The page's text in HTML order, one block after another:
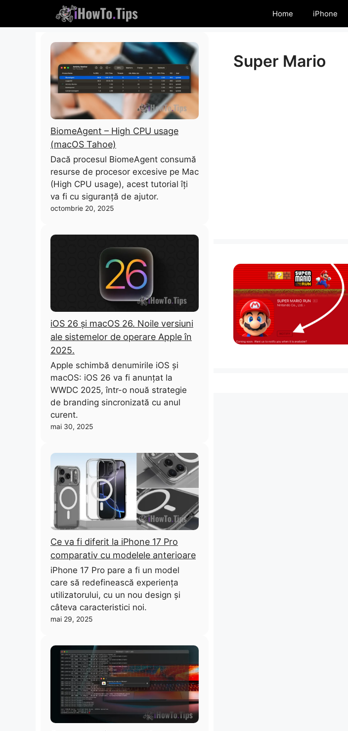
conținut
Home iPhone
Super Mario
BiomeAgent – High CPU usage
(macOS Tahoe)
Dacă procesul BiomeAgent consumă
resurse de procesor excesive pe Mac
(High CPU usage), acest tutorial îți
va fi cu siguranță de ajutor.
octombrie 20, 2025
iOS 26 și macOS 26. Noile versiuni
ale sistemelor de operare Apple în
2025.
Apple schimbă denumirile iOS și
macOS: iOS 26 va fi anunțat la
WWDC 2025, într-o nouă strategie
de branding sincronizată cu anul
curent.
mai 30, 2025
Ce va fi diferit la iPhone 17 Pro
comparativ cu modelele anterioare
iPhone 17 Pro pare a fi un model
care să redefinească experiența
utilizatorului, cu un nou design și
câteva caracteristici noi.
mai 29, 2025